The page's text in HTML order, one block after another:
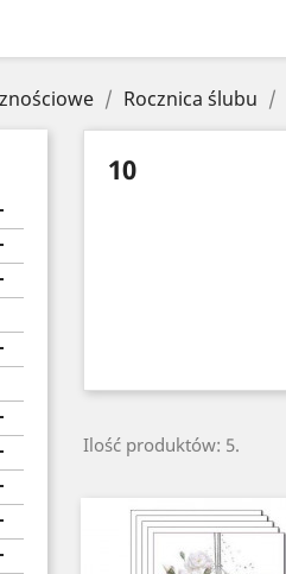
Rocznica ślubu
10
Ilość produktów: 5.